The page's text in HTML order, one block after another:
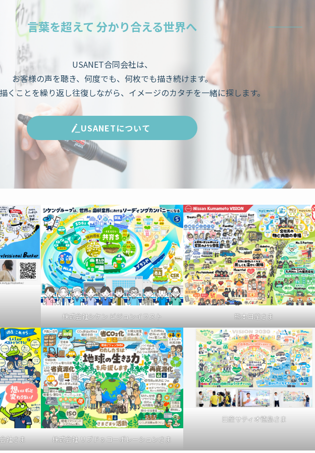
言葉を超えて 分かり合える世界へ
USANET合同会社は、
お客様の声を聴き、何度でも、何枚でも描き続けます。
くことを繰り返し往復しながら、イメージのカタチを一緒に探します。
USANETについて
株式会社シケン ビジョンイラスト 熊本日産さま
社さま 株式会社 リブドゥコーポレーションさま
日産サティオ徳島さま